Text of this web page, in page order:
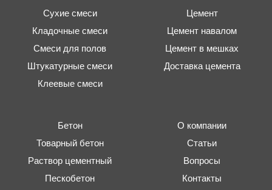
Сухие смеси
Кладочные смеси
Смеси для полов
Штукатурные смеси
Клеевые смеси
Цемент
Цемент навалом
Цемент в мешках
Доставка цемента
Бетон
Товарный бетон
Раствор цементный
Пескобетон
О компании
Статьи
Вопросы
Контакты